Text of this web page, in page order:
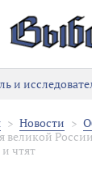
и
Новости
великой
чтят